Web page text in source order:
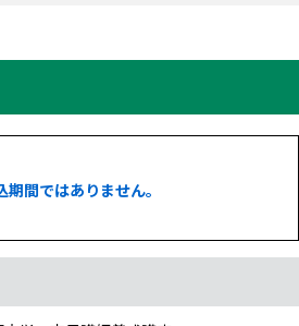
期間ではありません。